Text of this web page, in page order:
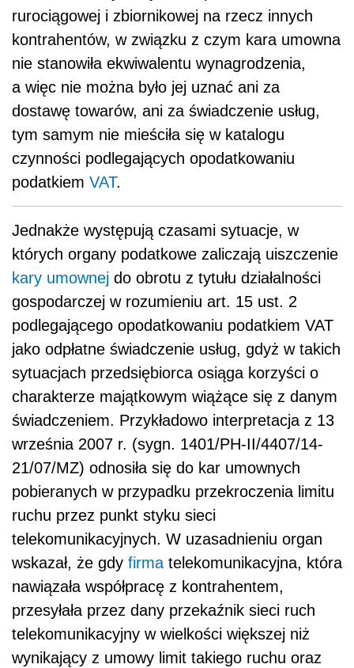
rurociągowej i zbiornikowej na rzecz innych
kontrahentów, w związku z czym kara umowna
nie stanowiła ekwiwalentu wynagrodzenia,
a więc nie można było jej uznać ani za
dostawę towarów, ani za świadczenie usług,
tym samym nie mieściła się w katalogu
czynności podlegających opodatkowaniu
podatkiem VAT.
Jednakże występują czasami sytuacje, w
których organy podatkowe zaliczają uiszczenie
kary umownej do obrotu z tytułu działalności
gospodarczej w rozumieniu art. 15 ust. 2
podlegającego opodatkowaniu podatkiem VAT
jako odpłatne świadczenie usług, gdyż w takich
sytuacjach przedsiębiorca osiąga korzyści o
charakterze majątkowym wiążące się z danym
świadczeniem. Przykładowo interpretacja z 13
września 2007 r. (sygn. 1401/PH-II/4407/14-
21/07/MZ) odnosiła się do kar umownych
pobieranych w przypadku przekroczenia limitu
ruchu przez punkt styku sieci
telekomunikacyjnych. W uzasadnieniu organ
wskazał, że gdy firma telekomunikacyjna, która
nawiązała współpracę z kontrahentem,
przesyłała przez dany przekaźnik sieci ruch
telekomunikacyjny w wielkości większej niż
wynikający z umowy limit takiego ruchu oraz